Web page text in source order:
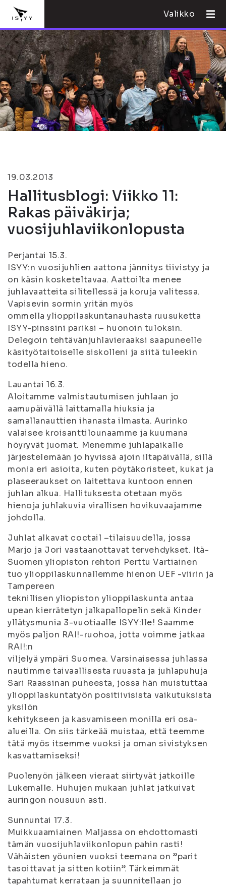
Valikko
19.03.2013
Hallitusblogi: Viikko 11:
Rakas päiväkirja;
vuosijuhlaviikonlopusta
Perjantai 15.3.
ISYY:n vuosijuhlien aattona jännitys tiivistyy ja
on käsin kosketeltavaa. Aattoilta menee
juhlavaatteita silitellessä ja koruja valitessa.
Vapisevin sormin yritän myös
ommella ylioppilaskuntanauhasta ruusuketta
ISYY-pinssini pariksi – huonoin tuloksin.
Delegoin tehtävänjuhlavieraaksi saapuneelle
käsityötaitoiselle siskolleni ja siitä tuleekin
todella hieno.
Lauantai 16.3.
Aloitamme valmistautumisen juhlaan jo
aamupäivällä laittamalla hiuksia ja
samallanauttien ihanasta ilmasta. Aurinko
valaisee kroisanttilounaamme ja kuumana
höyryvät juomat. Menemme juhlapaikalle
järjestelemään jo hyvissä ajoin iltapäivällä, sillä
monia eri asioita, kuten pöytäkoristeet, kukat ja
plaseeraukset on laitettava kuntoon ennen
juhlan alkua. Hallituksesta otetaan myös
hienoja juhlakuvia virallisen hovikuvaajamme
johdolla.
Juhlat alkavat coctail –tilaisuudella, jossa
Marjo ja Jori vastaanottavat tervehdykset. Itä-
Suomen yliopiston rehtori Perttu Vartiainen
tuo ylioppilaskunnallemme hienon UEF -viirin ja
Tampereen
teknillisen yliopiston ylioppilaskunta antaa
upean kierrätetyn jalkapallopelin sekä Kinder
yllätysmunia 3-vuotiaalle ISYY:lle! Saamme
myös paljon RAI!-ruohoa, jotta voimme jatkaa
RAI!:n
viljelyä ympäri Suomea. Varsinaisessa juhlassa
nautimme taivaallisesta ruuasta ja juhlapuhuja
Sari Raassinan puheesta, jossa hän muistuttaa
ylioppilaskuntatyön positiivisista vaikutuksista
yksilön
kehitykseen ja kasvamiseen monilla eri osa-
alueilla. On siis tärkeää muistaa, että teemme
tätä myös itsemme vuoksi ja oman sivistyksen
kasvattamiseksi!
Puolenyön jälkeen vieraat siirtyvät jatkoille
Lukemalle. Huhujen mukaan juhlat jatkuivat
auringon nousuun asti.
Sunnuntai 17.3.
Muikkuaamiainen Maljassa on ehdottomasti
tämän vuosijuhlaviikonlopun pahin rasti!
Vähäisten yöunien vuoksi teemana on ”parit
tasoittavat ja sitten kotiin”. Tärkeimmät
tapahtumat kerrataan ja suunnitellaan jo